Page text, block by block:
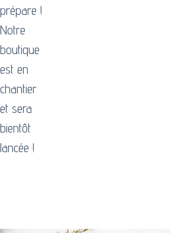
prépare !
Notre
boutique
est en
chantier
et sera
bientôt
lancée !